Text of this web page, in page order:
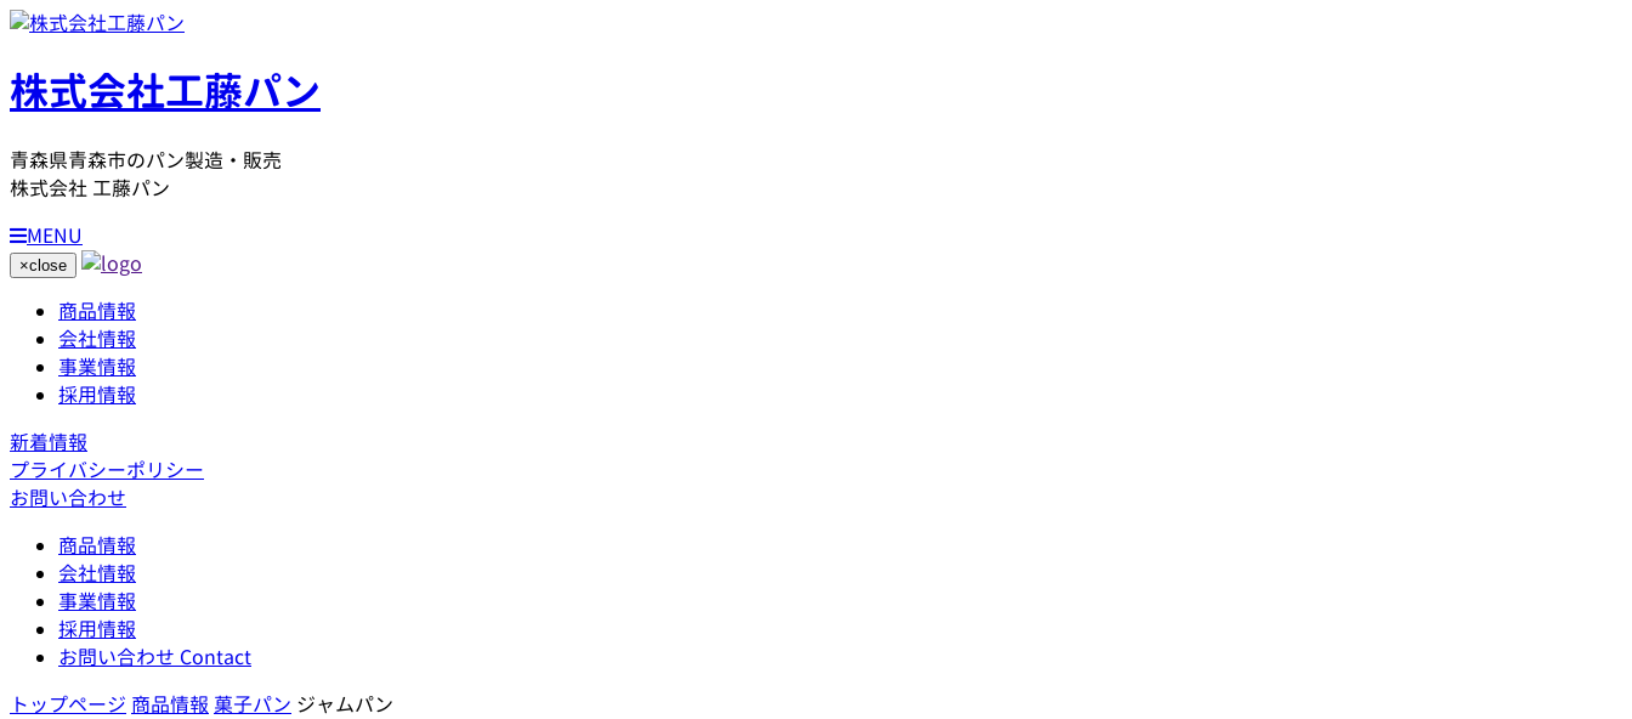
株式会社工藤パン
青森県青森市のパン製造・販売
株式会社 工藤パン
MENU
×close
商品情報
会社情報
事業情報
採用情報
新着情報
プライバシーポリシー
お問い合わせ
商品情報
会社情報
事業情報
採用情報
お問い合わせ Contact
トップページ 商品情報 菓子パン ジャムパン